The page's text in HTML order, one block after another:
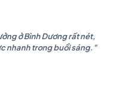
ở Bình Dương rất nét,
nhanh trong buổi sáng."